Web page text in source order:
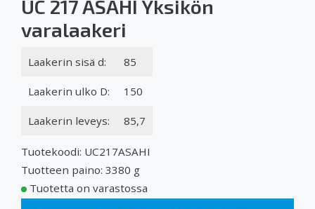
UC 217 ASAHI Yksikön
varalaakeri
Laakerin sisä d: 85
Laakerin ulko D: 150
Laakerin leveys: 85,7
Tuotekoodi: UC217ASAHI
Tuotteen paino: 3380 g
Tuotetta on varastossa